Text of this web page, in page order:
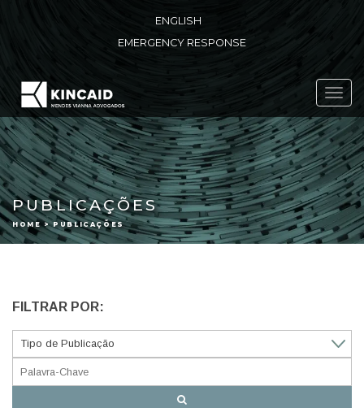
ENGLISH
EMERGENCY RESPONSE
PUBLICAÇÕES
HOME > PUBLICAÇÕES
FILTRAR POR: